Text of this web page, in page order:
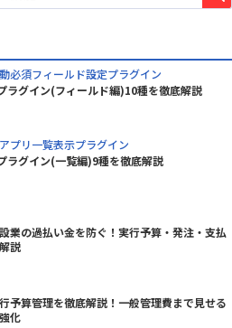
必須フィールド設定プラグイン
グイン(フィールド編)10種を徹底解説
プリ一覧表示プラグイン
グイン(一覧編)9種を徹底解説
業の過払い金を防ぐ！実行予算・発注・支払
説
予算管理を徹底解説！一般管理費まで見せる
化